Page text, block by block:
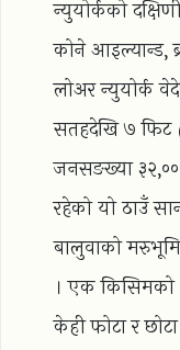
न्युयोर्कको
कोने आइल्यान्ड,
लोअर न्युयोर्क
सतहदेखि ७ फिट
जनसङख्या
रहेको यो ठाउँ
बालुवाको
। एक किसिमको
केही फोटा र